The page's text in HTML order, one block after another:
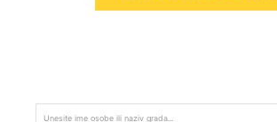
Unesite ime osobe ili naziv grada...